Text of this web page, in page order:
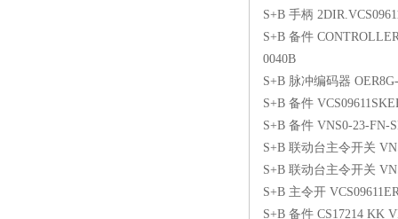
S+B 手柄
S+B 备件
0040B
S+B 脉冲编码器
S+B 备件
S+B 备件 VNS0-23-FN-
S+B 联动台主令开关
S+B 联动台主令开关
S+B 主令开
S+B 备件 CS17214 KK